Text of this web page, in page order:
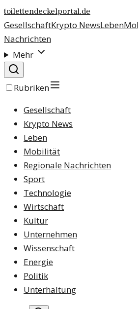
toilettendeckelportal.de
GesellschaftKrypto NewsLeben
Nachrichten
Mehr
Rubriken
Gesellschaft
Krypto News
Leben
Mobilität
Regionale Nachrichten
Sport
Technologie
Wirtschaft
Kultur
Unternehmen
Wissenschaft
Energie
Politik
Unterhaltung